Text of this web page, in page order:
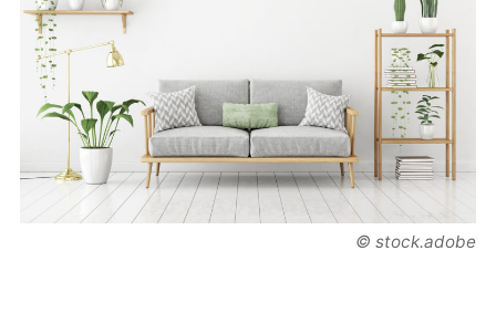
© stock.adobe